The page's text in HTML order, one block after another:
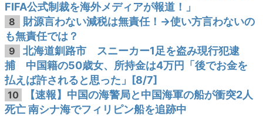
FIFA公式制裁を海外メディアが報道！」
8
財源言わない減税は無責任！→使い方言わないの
も無責任では？
9
北海道釧路市 スニーカー1足を盗み現行犯逮
捕 中国籍の50歳女、所持金は4万円「後でお金を
払えば許されると思った」[8/7]
10
【速報】中国の海警局と中国海軍の船が衝突2人
死亡 南シナ海でフィリピン船を追跡中